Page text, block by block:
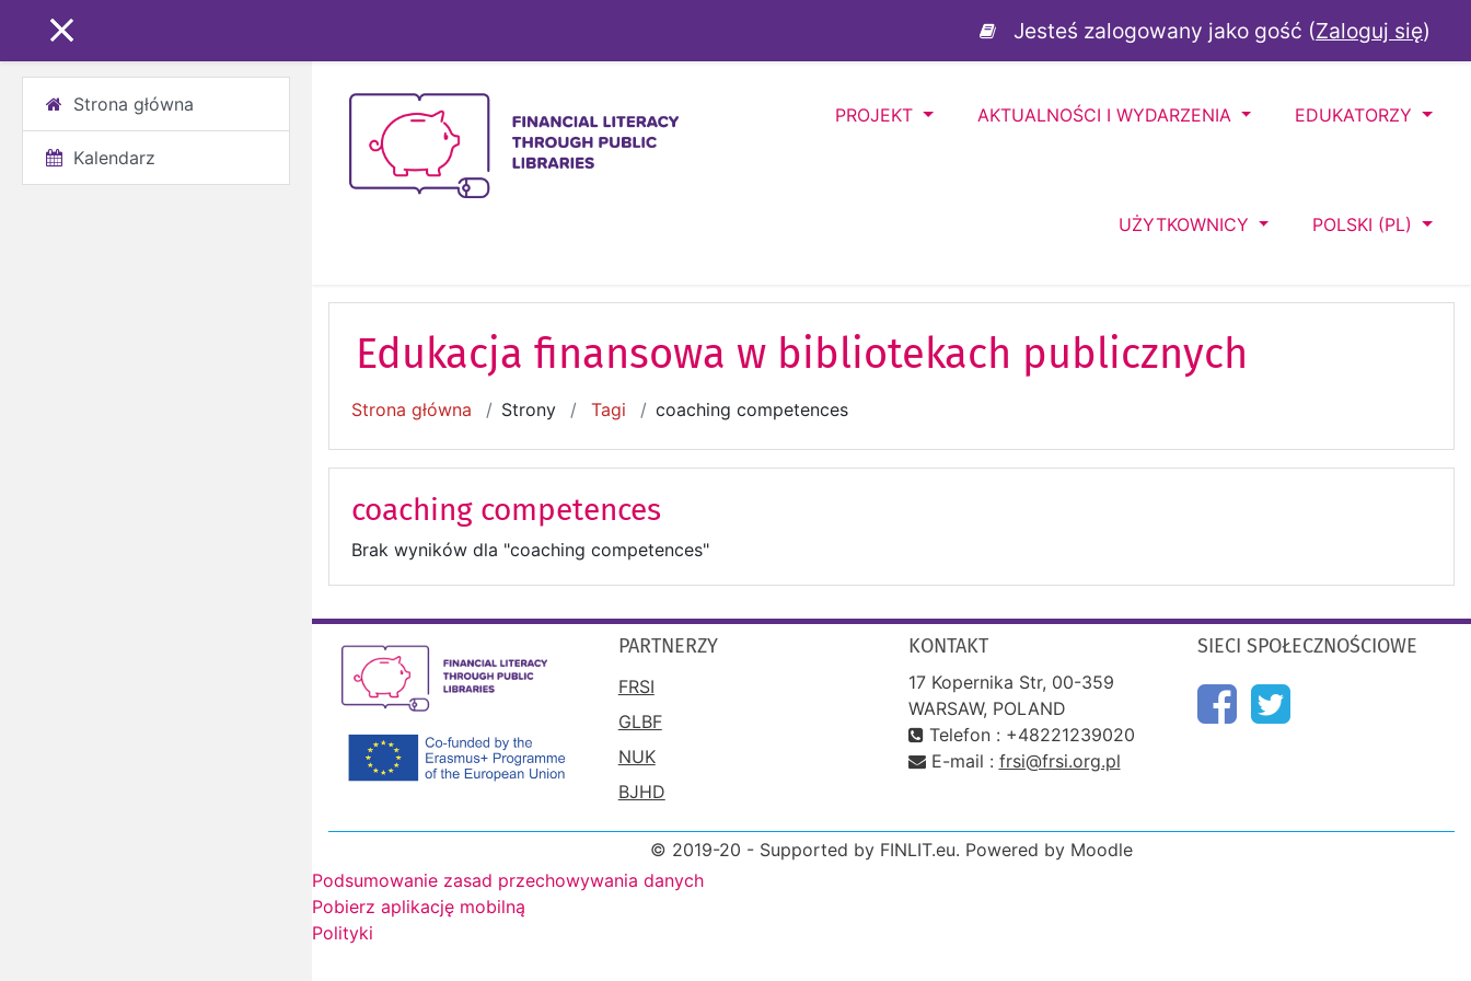
PANEL BOCZNY Jesteś zalogowany jako gość (Zaloguj się)
PROJEKT AKTUALNOŚCI I WYDARZENIA EDUKATORZY
UŻYTKOWNICY POLSKI ‎(PL)‎
Edukacja finansowa w bibliotekach publicznych
Strona główna Strony Tagi coaching competences
coaching competences
Brak wyników dla "coaching competences"
Strona główna
Kalendarz
PARTNERZY
FRSI
GLBF
NUK
BJHD
KONTAKT
17 Kopernika Str, 00-359
WARSAW, POLAND
Telefon : +48221239020
E-mail : frsi@frsi.org.pl
SIECI SPOŁECZNOŚCIOWE
© 2019-20 - Supported by FINLIT.eu. Powered by Moodle
Podsumowanie zasad przechowywania danych
Pobierz aplikację mobilną
Polityki